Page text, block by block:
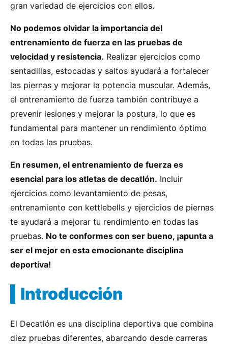
gran variedad de ejercicios con ellos.
No podemos olvidar la importancia del
entrenamiento de fuerza en las pruebas de
velocidad y resistencia. Realizar ejercicios como
sentadillas, estocadas y saltos ayudará a fortalecer
las piernas y mejorar la potencia muscular. Además,
el entrenamiento de fuerza también contribuye a
prevenir lesiones y mejorar la postura, lo que es
fundamental para mantener un rendimiento óptimo
en todas las pruebas.
En resumen, el entrenamiento de fuerza es
esencial para los atletas de decatlón. Incluir
ejercicios como levantamiento de pesas,
entrenamiento con kettlebells y ejercicios de piernas
te ayudará a mejorar tu rendimiento en todas las
pruebas. No te conformes con ser bueno, ¡apunta a
ser el mejor en esta emocionante disciplina
deportiva!
Introducción
El Decatlón es una disciplina deportiva que combina
diez pruebas diferentes, abarcando desde carreras